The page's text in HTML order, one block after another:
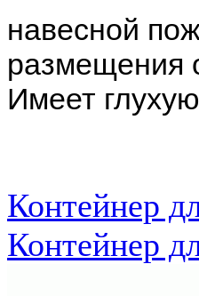
навесной
размещения
Имеет
Контейнер
Контейнер